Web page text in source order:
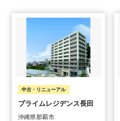
プライムレジデンス長田
沖縄県那覇市